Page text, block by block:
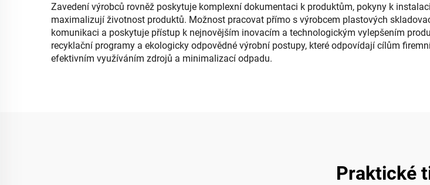
Zavedení výrobců rovněž poskytuje komplexní dokumentaci k produktům, pokyny k
maximalizují životnost produktů. Možnost pracovat přímo s výrobcem plastových
komunikaci a poskytuje přístup k nejnovějším inovacím a technologickým vylepšením
recyklační programy a ekologicky odpovědné výrobní postupy, které odpovídají cílům
efektivním využíváním zdrojů a minimalizací odpadu.
Praktické